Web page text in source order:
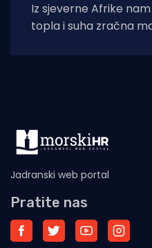
Iz sjeverne Afrike
topla i suha zračna
Jadranski web portal
Pratite nas